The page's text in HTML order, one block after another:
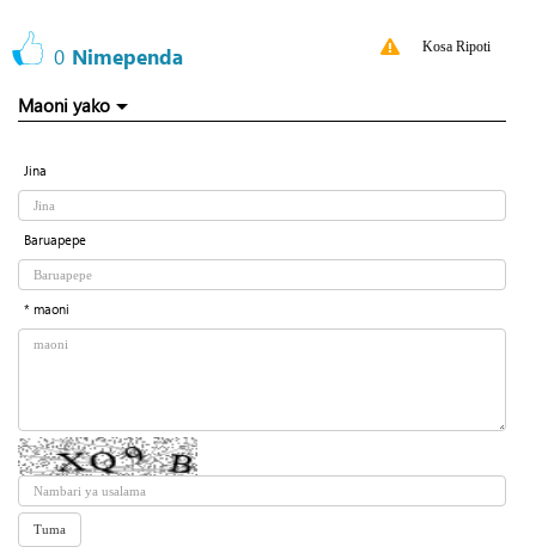
0 Nimependa Kosa Ripoti
Maoni yako
Jina
Baruapepe
* maoni